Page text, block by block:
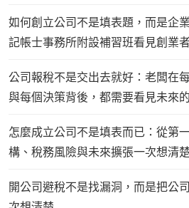
如何創立公司不是填表題，而是企
記帳士事務所附設補習班看見創業
公司報稅不是交出去就好：老闆在
與每個決策背後，都需要看見未來
怎麼成立公司不是填表而已：從第
構、稅務風險與未來擴張一次想清楚
開公司避稅不是找漏洞，而是把公